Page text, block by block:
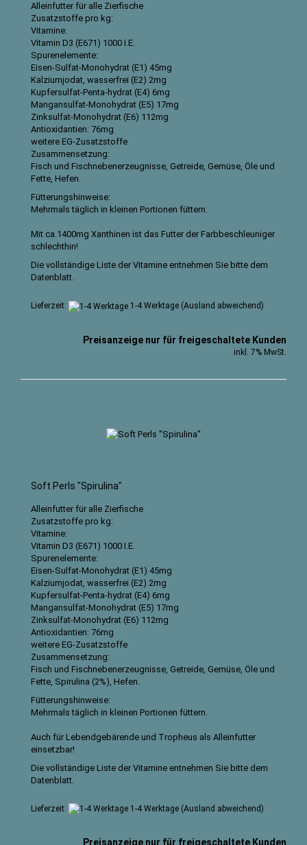
Alleinfutter für alle Zierfische
Zusatzstoffe pro kg:
Vitamine:
Vitamin D3 (E671) 1000 I.E.
Spurenelemente:
Eisen-Sulfat-Monohydrat (E1) 45mg
Kalziumjodat, wasserfrei (E2) 2mg
Kupfersulfat-Penta-hydrat (E4) 6mg
Mangansulfat-Monohydrat (E5) 17mg
Zinksulfat-Monohydrat (E6) 112mg
Antioxidantien: 76mg
weitere EG-Zusatzstoffe
Zusammensetzung:
Fisch und Fischnebenerzeugnisse, Getreide, Gemüse, Öle und
Fette, Hefen.
Fütterungshinweise:
Mehrmals täglich in kleinen Portionen füttern.
Mit ca.1400mg Xanthinen ist das Futter der Farbbeschleuniger
schlechthin!
Die vollständige Liste der Vitamine entnehmen Sie bitte dem
Datenblatt.
Lieferzeit: 1-4 Werktage (Ausland abweichend)
Preisanzeige nur für freigeschaltete Kunden
inkl. 7% MwSt.
Soft Perls "Spirulina"
Alleinfutter für alle Zierfische
Zusatzstoffe pro kg:
Vitamine:
Vitamin D3 (E671) 1000 I.E.
Spurenelemente:
Eisen-Sulfat-Monohydrat (E1) 45mg
Kalziumjodat, wasserfrei (E2) 2mg
Kupfersulfat-Penta-hydrat (E4) 6mg
Mangansulfat-Monohydrat (E5) 17mg
Zinksulfat-Monohydrat (E6) 112mg
Antioxidantien: 76mg
weitere EG-Zusatzstoffe
Zusammensetzung:
Fisch und Fischnebenerzeugnisse, Getreide, Gemüse, Öle und
Fette, Spirulina (2%), Hefen.
Fütterungshinweise:
Mehrmals täglich in kleinen Portionen füttern.
Auch für Lebendgebärende und Tropheus als Alleinfutter
einsetzbar!
Die vollständige Liste der Vitamine entnehmen Sie bitte dem
Datenblatt
Lieferzeit: 1-4 Werktage (Ausland abweichend)
Preisanzeige nur für freigeschaltete Kunden